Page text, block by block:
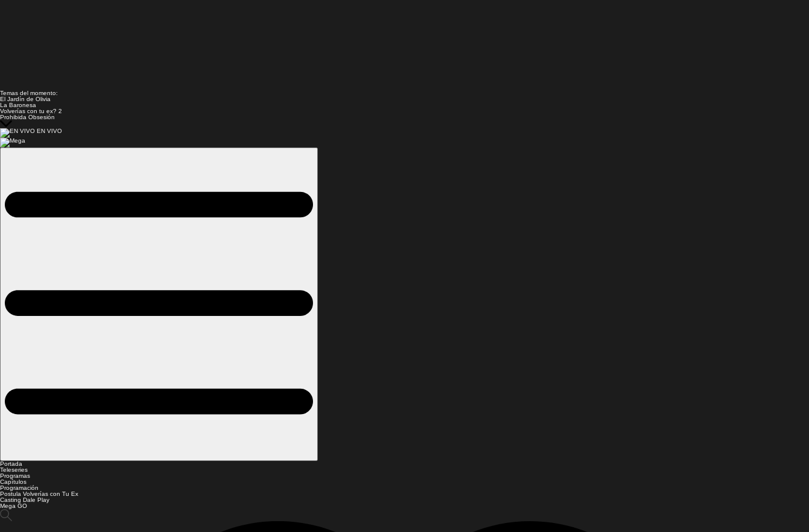
Temas del momento:
El Jardín de Olivia
La Baronesa
Volverías con tu ex? 2
Prohibida Obsesión
EN VIVO
Portada
Teleseries
Programas
Capítulos
Programación
Postula Volverías con Tu Ex
Casting Dale Play
Mega GO